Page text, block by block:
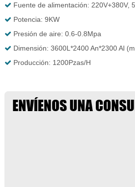
Fuente de alimentación: 220V+380V,
Potencia: 9KW
Presión de aire: 0.6-0.8Mpa
Dimensión: 3600L*2400 An*2300 Al
Producción: 1200Pzas/H
ENVÍENOS UNA